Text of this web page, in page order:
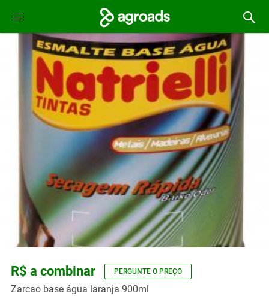
R$ a combinar PERGUNTE O PREÇO
Zarcao base água laranja 900ml